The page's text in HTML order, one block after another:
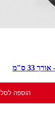
33 ס"מ
הוספה לסל